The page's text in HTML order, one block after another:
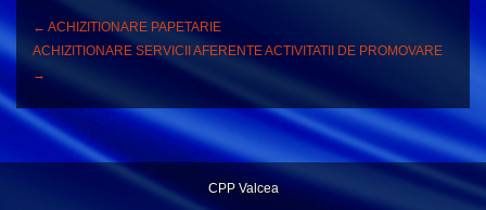
Post
Navigation
← ACHIZITIONARE PAPETARIE
ACHIZITIONARE SERVICII AFERENTE ACTIVITATII DE PROMOVARE
→
CPP Valcea